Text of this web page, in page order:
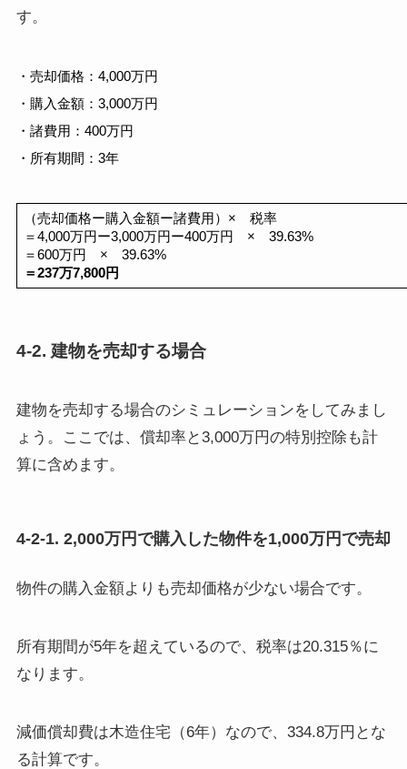
す。
・売却価格：4,000万円
・ 購入金額：3,000万円
・諸費用：400万円
・所有期間：3年
（売却価格ー購入金額ー諸費用）×　税率
＝4,000万円ー3,000万円ー400万円　×　39.63%
＝600万円　×　39.63%
＝237万7,800円
4-2. 建物を売却する場合
建物を売却する場合のシミュレーションをしてみまし
ょう。ここでは、償却率と3,000万円の特別控除も計
算に含めます。
4-2-1. 2,000万円で購入した物件を1,000万円で売却
物件の購入金額よりも売却価格が少ない場合です。
所有期間が5年を超えているので、税率は20.315％に
なります。
減価償却費は木造住宅（6年）なので、334.8万円とな
る計算です。